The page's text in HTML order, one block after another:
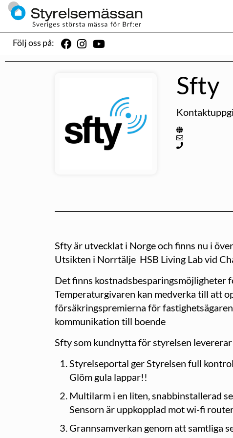
Följ oss på:
Sfty
Sfty är utvecklat i Norge och finns nu i
Utsikten i Norrtälje HSB Living Lab vid
Det finns
Temperaturgivaren kan medverka till att
försäkringspremierna för
kommunikation till boende
Sfty som kundnytta för styrelsen
Styrelseportal ger Styrelsen full
Glöm gula lappar!!
Multilarm i en liten, snabbinstallerad
Sensorn är uppkopplad mot wi-fi
Grannsamverkan genom att samtliga